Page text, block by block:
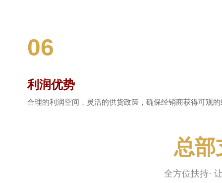
06
利润优势
合理的利润空间，灵活的供货政策，确保经销商获得可观
总部
全方位扶持·